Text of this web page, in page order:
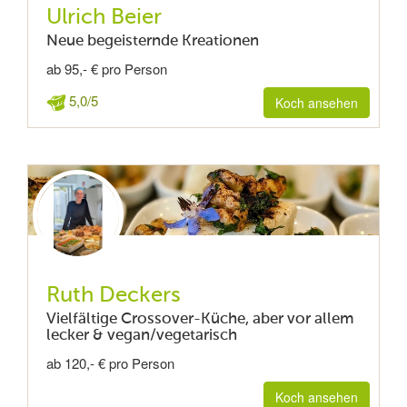
Ulrich Beier
Neue begeisternde Kreationen
ab 95,- € pro Person
5,0/5
Koch ansehen
Ruth Deckers
Vielfältige Crossover-Küche, aber vor allem
lecker & vegan/vegetarisch
ab 120,- € pro Person
Koch ansehen